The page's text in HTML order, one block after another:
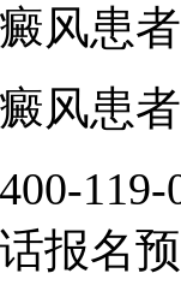
风患者
风患者
119-
报名